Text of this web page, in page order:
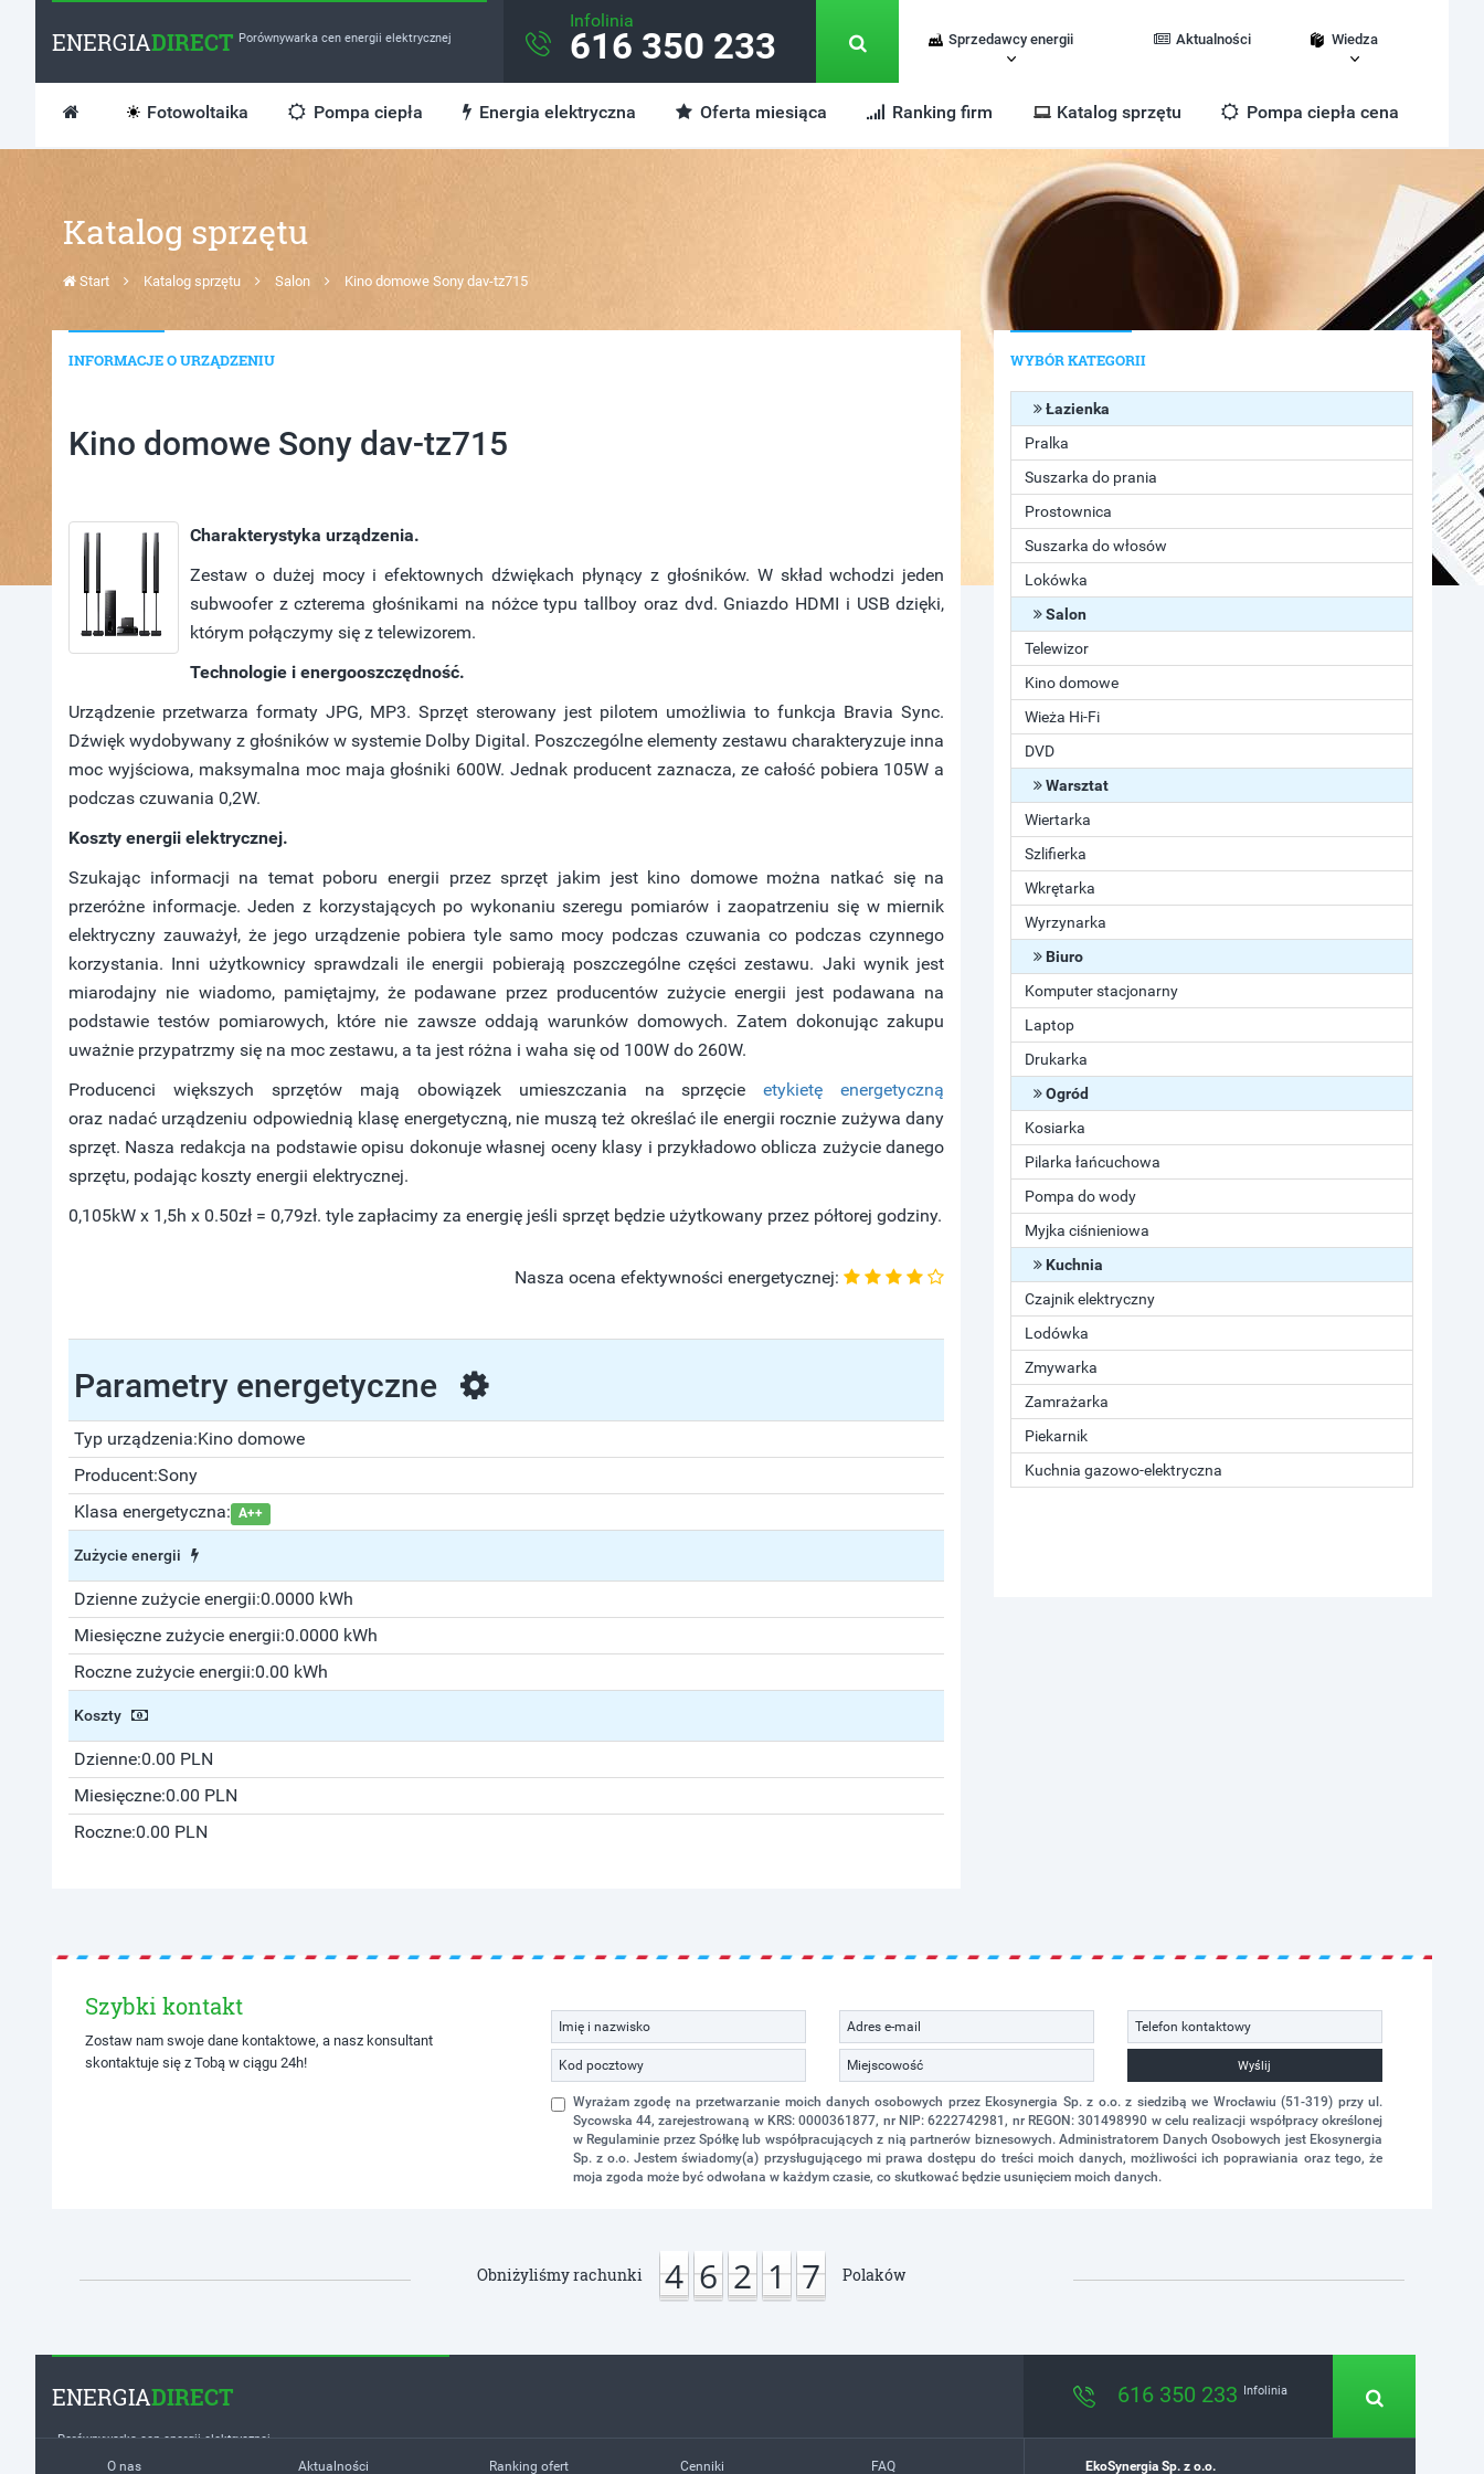
ENERGIADIRECT Porównywarka cen energii elektrycznej
Infolinia
616 350 233 Sprzedawcy energii Aktualności Wiedza
Fotowoltaika Pompa ciepła Energia elektryczna Oferta miesiąca Ranking firm Katalog sprzętu Pompa ciepła cena
Katalog sprzętu
Start Katalog sprzętu Salon Kino domowe Sony dav-tz715
INFORMACJE O URZĄDZENIU
Kino domowe Sony dav-tz715
Charakterystyka urządzenia.
Zestaw o dużej mocy i efektownych dźwiękach płynący z głośników. W skład wchodzi jeden
subwoofer z czterema głośnikami na nóżce typu tallboy oraz dvd. Gniazdo HDMI i USB dzięki,
którym połączymy się z telewizorem.
Technologie i energooszczędność.
Urządzenie przetwarza formaty JPG, MP3. Sprzęt sterowany jest pilotem umożliwia to funkcja Bravia Sync.
Dźwięk wydobywany z głośników w systemie Dolby Digital. Poszczególne elementy zestawu charakteryzuje inna
moc wyjściowa, maksymalna moc maja głośniki 600W. Jednak producent zaznacza, ze całość pobiera 105W a
podczas czuwania 0,2W.
Koszty energii elektrycznej.
Szukając informacji na temat poboru energii przez sprzęt jakim jest kino domowe można natkać się na
przeróżne informacje. Jeden z korzystających po wykonaniu szeregu pomiarów i zaopatrzeniu się w miernik
elektryczny zauważył, że jego urządzenie pobiera tyle samo mocy podczas czuwania co podczas czynnego
korzystania. Inni użytkownicy sprawdzali ile energii pobierają poszczególne części zestawu. Jaki wynik jest
miarodajny nie wiadomo, pamiętajmy, że podawane przez producentów zużycie energii jest podawana na
podstawie testów pomiarowych, które nie zawsze oddają warunków domowych. Zatem dokonując zakupu
uważnie przypatrzmy się na moc zestawu, a ta jest różna i waha się od 100W do 260W.
Producenci większych sprzętów mają obowiązek umieszczania na sprzęcieetykietę energetyczną
oraz nadać urządzeniu odpowiednią klasę energetyczną, nie muszą też określać ile energii rocznie zużywa dany
sprzęt. Nasza redakcja na podstawie opisu dokonuje własnej oceny klasy i przykładowo oblicza zużycie danego
sprzętu, podając koszty energii elektrycznej.
0,105kW x 1,5h x 0.50zł = 0,79zł. tyle zapłacimy za energię jeśli sprzęt będzie użytkowany przez półtorej godziny.
Nasza ocena efektywności energetycznej:
Parametry energetyczne
Typ urządzenia:Kino domowe
Producent:Sony
Klasa energetyczna: A++
Zużycie energii
Dzienne zużycie energii:0.0000 kWh
Miesięczne zużycie energii:0.0000 kWh
Roczne zużycie energii:0.00 kWh
Koszty
Dzienne:0.00 PLN
Miesięczne:0.00 PLN
Roczne:0.00 PLN
WYBÓR KATEGORII
Łazienka
Pralka
Suszarka do prania
Prostownica
Suszarka do włosów
Lokówka
Salon
Telewizor
Kino domowe
Wieża Hi-Fi
DVD
Warsztat
Wiertarka
Szlifierka
Wkrętarka
Wyrzynarka
Biuro
Komputer stacjonarny
Laptop
Drukarka
Ogród
Kosiarka
Pilarka łańcuchowa
Pompa do wody
Myjka ciśnieniowa
Kuchnia
Czajnik elektryczny
Lodówka
Zmywarka
Zamrażarka
Piekarnik
Kuchnia gazowo-elektryczna
Szybki kontakt
Zostaw nam swoje dane kontaktowe, a nasz konsultant
skontaktuje się z Tobą w ciągu 24h!
Wyślij
Wyrażam zgodę na przetwarzanie moich danych osobowych przez Ekosynergia Sp. z o.o. z siedzibą we Wrocławiu (51-319) przy ul.
Sycowska 44, zarejestrowaną w KRS: 0000361877, nr NIP: 6222742981, nr REGON: 301498990 w celu realizacji współpracy określonej
w Regulaminie przez Spółkę lub współpracujących z nią partnerów biznesowych. Administratorem Danych Osobowych jest Ekosynergia
Sp. z o.o. Jestem świadomy(a) przysługującego mi prawa dostępu do treści moich danych, możliwości ich poprawiania oraz tego, że
moja zgoda może być odwołana w każdym czasie, co skutkować będzie usunięciem moich danych.
Obniżyliśmy rachunki 4 6 2 1 7 Polaków
ENERGIADIRECT
Porównywarka cen energii elektrycznej
616 350 233 Infolinia
O nas Aktualności Ranking ofert Cenniki FAQ EkoSynergia Sp. z o.o.